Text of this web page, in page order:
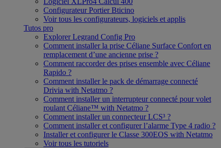
Configurateur Portier Bticino
Voir tous les configurateurs, logiciels et applis
Tutos pro
Explorer Legrand Config Pro
Comment installer la prise Céliane Surface Confort en
remplacement d’une ancienne prise ?
Comment raccorder des prises ensemble avec Céliane
Rapido ?
Comment installer le pack de démarrage connecté
Drivia with Netatmo ?
Comment installer un interrupteur connecté pour volet
roulant Céliane™ with Netatmo ?
Comment installer un connecteur LCS³ ?
Comment installer et configurer l’alarme Type 4 radio ?
Installer et configurer le Classe 300EOS with Netatmo
Voir tous les tutoriels